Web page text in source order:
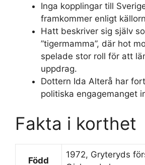
Inga kopplingar till
framkommer enligt
Hatt beskriver sig själv
”tigermamma”, där hot
spelade stor roll för att
uppdrag.
Dottern Ida Alterå har
politiska engagemanget
Fakta i korthet
Född
1972, Gryteryds